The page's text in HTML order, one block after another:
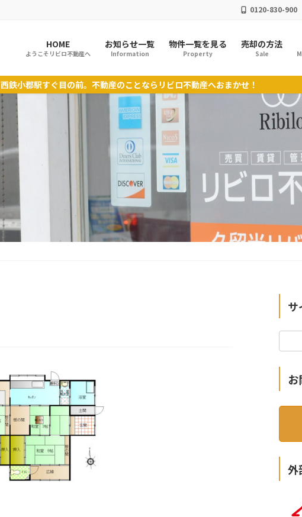
0120-830-900
HOME
ようこそリビロ不動産へ
お知らせ一覧
Information
物件一覧を見る
Property
売却の方法
Sale
西鉄小郡駅すぐ目の前。不動産のことならリビロ不動産へおまかせ！
サ
お
外